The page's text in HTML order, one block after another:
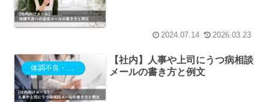
2024.07.14 2026.03.23
【社内】人事や上司にうつ病相談
メールの書き方と例文